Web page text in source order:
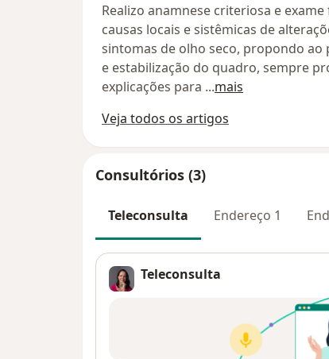
Realizo anamnese criteriosa e
causas locais e sistêmicas de
sintomas de olho seco, propondo
e estabilização do quadro, sempre
explicações para ...mais
Veja todos os artigos
Consultórios (3)
Teleconsulta Endereço 1
Teleconsulta